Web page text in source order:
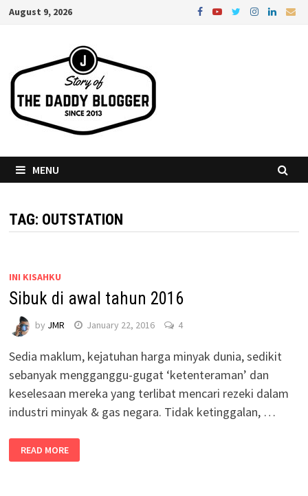
SkipAugust 9, 2026
MENU
TAG: OUTSTATION
INI KISAHKU
Sibuk di awal tahun 2016
by JMR January 22, 2016 4
Sedia maklum, kejatuhan harga minyak dunia, sedikit
sebanyak mengganggu-gugat ‘ketenteraman’ dan
keselesaan mereka yang terlibat mencari rezeki dalam
industri minyak & gas negara. Tidak ketinggalan, …
READ MORE